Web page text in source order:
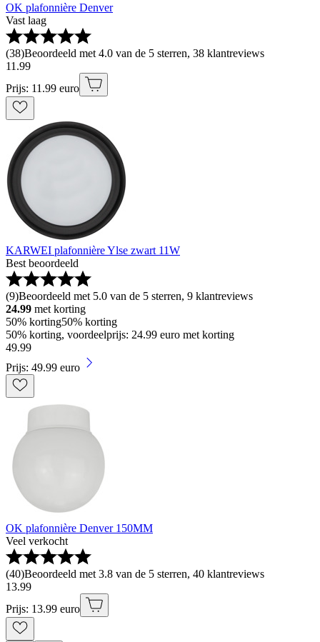
OK plafonnière Denver
Vast laag
(38)Beoordeeld met 4.0 van de 5 sterren, 38 klantreviews
11 .99
Prijs: 11.99 euro
KARWEI plafonnière Ylse zwart 11W
Best beoordeeld
(9)Beoordeeld met 5.0 van de 5 sterren, 9 klantreviews
24.99 met korting
50% korting50% korting
50% korting, voordeelprijs: 24.99 euro met korting
49.99
Prijs: 49.99 euro
OK plafonnière Denver 150MM
Veel verkocht
(40)Beoordeeld met 3.8 van de 5 sterren, 40 klantreviews
13.99
Prijs: 13.99 euro